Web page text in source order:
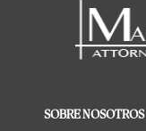
SOBRE NOSOTROS